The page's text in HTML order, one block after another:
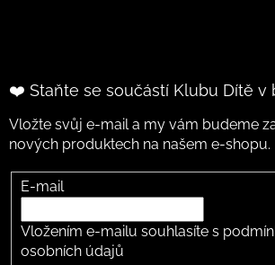
❤️ Staňte se součástí Klubu Dítě v
Vložte svůj e-mail a my vám budeme
nových produktech na našem e-shopu.
E-mail
Vložením e-mailu souhlasíte s
osobních údajů